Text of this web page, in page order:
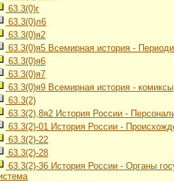
63.3(0)г
63.3(0)л6
63.3(0)я2
63.3(0)я5 Всемирная история -
63.3(0)я6
63.3(0)я7
63.3(0)я9 Всемирная история - комиксы
63.3(2)
63.3(2),8я2 История России -
63.3(2)-01 История России -
63.3(2)-22
63.3(2)-28
63.3(2)-36 История России - Органы